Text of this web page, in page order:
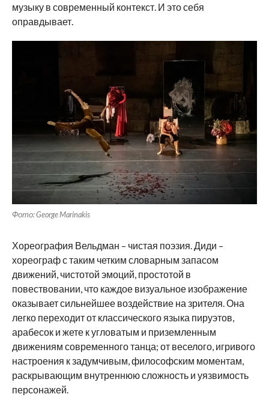
музыку в современный контекст. И это себя
оправдывает.
Фото: George Marinakis
Хореография Вельдман – чистая поэзия. Диди –
хореограф с таким четким словарным запасом
движений, чистотой эмоций, простотой в
повествовании, что каждое визуальное изображение
оказывает сильнейшее воздействие на зрителя. Она
легко переходит от классического языка пируэтов,
арабесок и жете к угловатым и приземленным
движениям современного танца; от веселого, игривого
настроения к задумчивым, философским моментам,
раскрывающим внутреннюю сложность и уязвимость
персонажей.